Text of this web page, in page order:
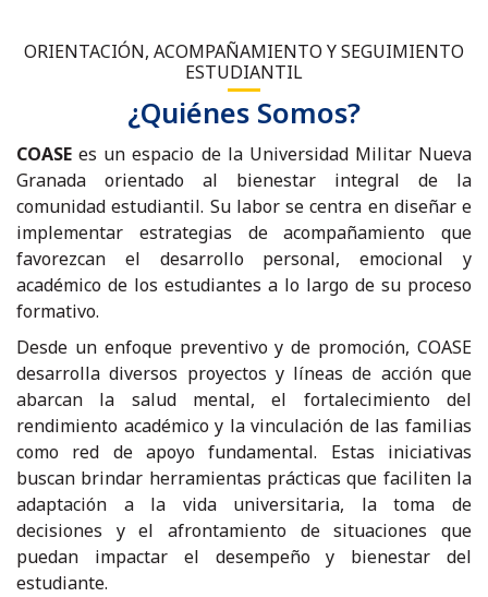
ORIENTACIÓN, ACOMPAÑAMIENTO Y SEGUIMIENTO
ESTUDIANTIL
¿Quiénes Somos?
COASEes un espacio de la Universidad Militar Nueva
Granada orientado al bienestar integral de la
comunidad estudiantil. Su labor se centra en diseñar e
implementar estrategias de acompañamiento que
favorezcan el desarrollo personal, emocional y
académico de los estudiantes a lo largo de su proceso
formativo.
Desde un enfoque preventivo y de promoción, COASE
desarrolla diversos proyectos y líneas de acción que
abarcan la salud mental, el fortalecimiento del
rendimiento académico y la vinculación de las familias
como red de apoyo fundamental. Estas iniciativas
buscan brindar herramientas prácticas que faciliten la
adaptación a la vida universitaria, la toma de
decisiones y el afrontamiento de situaciones que
puedan impactar el desempeño y bienestar del
estudiante.